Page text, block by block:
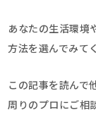
あなたの生活環境
方法を選んでみて
この記事を読んで
周りのプロにご相